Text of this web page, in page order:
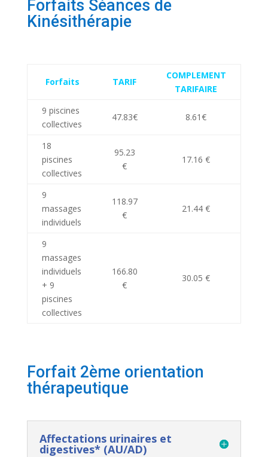
Forfaits Séances de
Kinésithérapie
Forfaits TARIF
COMPLEMENT
TARIFAIRE
9 piscines
collectives
47.83€ 8.61€
18
piscines
collectives
95.23
€
17.16 €
9
massages
individuels
118.97
€
21.44 €
9
massages
individuels
+ 9
piscines
collectives
166.80
€
30.05 €
Forfait 2ème orientation
thérapeutique
Affectations urinaires et
digestives* (AU/AD)